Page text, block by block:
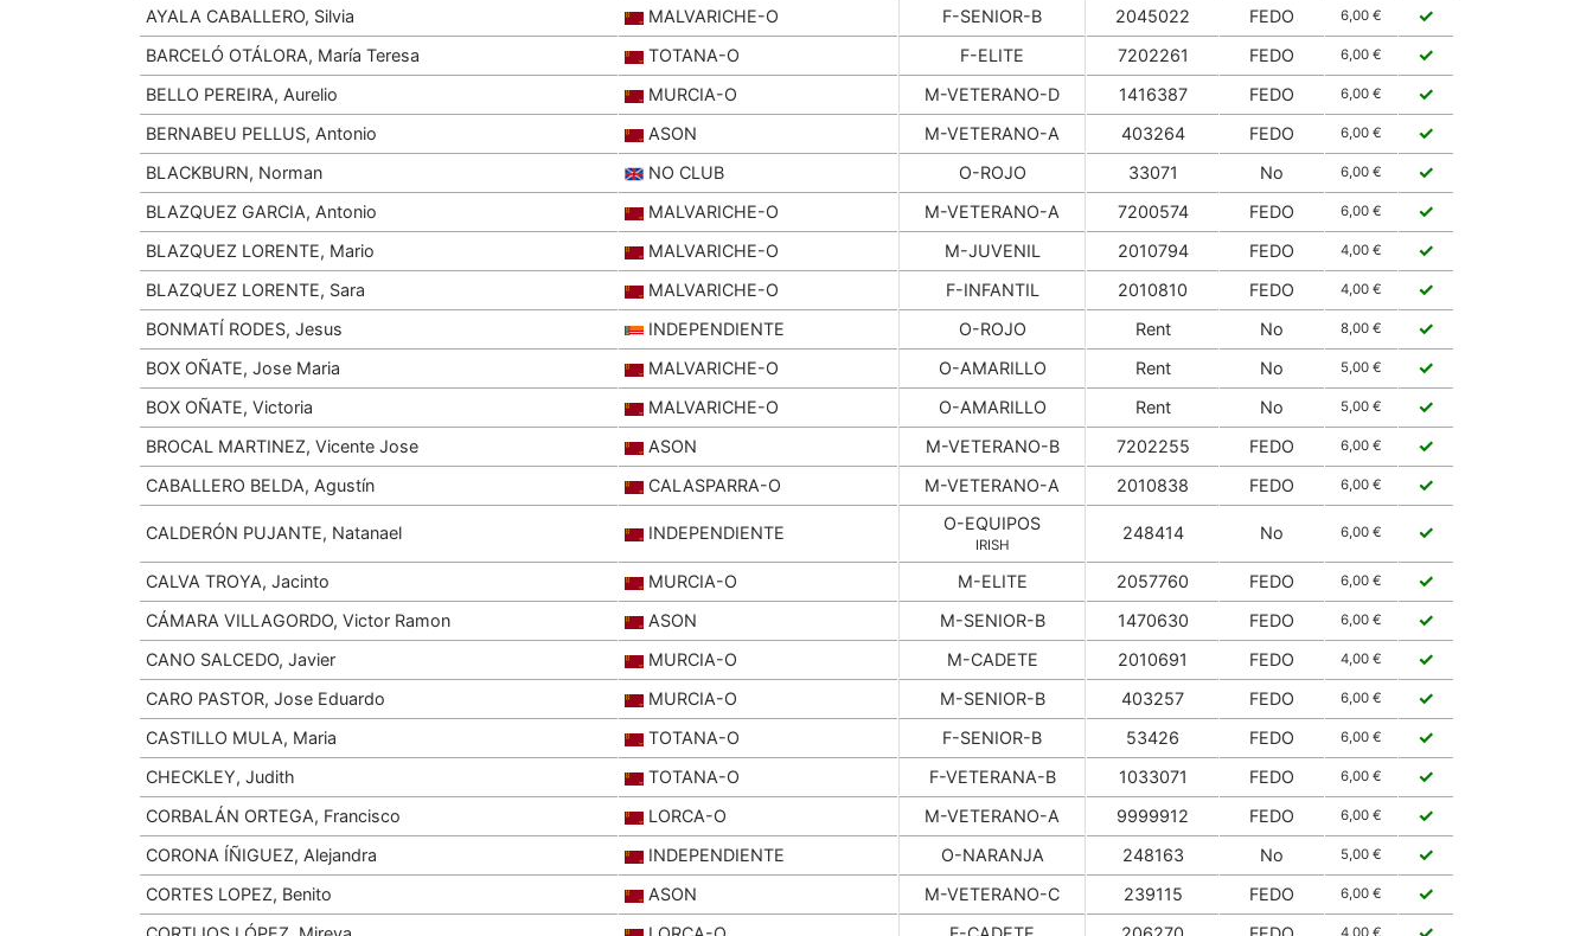
AYALA CABALLERO, Silvia MALVARICHE-O F-SENIOR-B 2045022 FEDO 6,00 € ✓
BARCELÓ OTÁLORA, María Teresa TOTANA-O F-ELITE 7202261 FEDO 6,00 € ✓
BELLO PEREIRA, Aurelio MURCIA-O M-VETERANO-D 1416387 FEDO 6,00 € ✓
BERNABEU PELLUS, Antonio ASON M-VETERANO-A 403264 FEDO 6,00 € ✓
BLACKBURN, Norman NO CLUB O-ROJO 33071 No 6,00 € ✓
BLAZQUEZ GARCIA, Antonio MALVARICHE-O M-VETERANO-A 7200574 FEDO 6,00 € ✓
BLAZQUEZ LORENTE, Mario MALVARICHE-O M-JUVENIL 2010794 FEDO 4,00 € ✓
BLAZQUEZ LORENTE, Sara MALVARICHE-O F-INFANTIL 2010810 FEDO 4,00 € ✓
BONMATÍ RODES, Jesus INDEPENDIENTE O-ROJO Rent No 8,00 € ✓
BOX OÑATE, Jose Maria MALVARICHE-O O-AMARILLO Rent No 5,00 € ✓
BOX OÑATE, Victoria MALVARICHE-O O-AMARILLO Rent No 5,00 € ✓
BROCAL MARTINEZ, Vicente Jose ASON M-VETERANO-B 7202255 FEDO 6,00 € ✓
CABALLERO BELDA, Agustín CALASPARRA-O M-VETERANO-A 2010838 FEDO 6,00 € ✓
CALDERÓN PUJANTE, Natanael INDEPENDIENTE O-EQUIPOS
IRISH
248414 No 6,00 € ✓
CALVA TROYA, Jacinto MURCIA-O M-ELITE 2057760 FEDO 6,00 € ✓
CÁMARA VILLAGORDO, Victor Ramon ASON M-SENIOR-B 1470630 FEDO 6,00 € ✓
CANO SALCEDO, Javier MURCIA-O M-CADETE 2010691 FEDO 4,00 € ✓
CARO PASTOR, Jose Eduardo MURCIA-O M-SENIOR-B 403257 FEDO 6,00 € ✓
CASTILLO MULA, Maria TOTANA-O F-SENIOR-B 53426 FEDO 6,00 € ✓
CHECKLEY, Judith TOTANA-O F-VETERANA-B 1033071 FEDO 6,00 € ✓
CORBALÁN ORTEGA, Francisco LORCA-O M-VETERANO-A 9999912 FEDO 6,00 € ✓
CORONA ÍÑIGUEZ, Alejandra INDEPENDIENTE O-NARANJA 248163 No 5,00 € ✓
CORTES LOPEZ, Benito ASON M-VETERANO-C 239115 FEDO 6,00 € ✓
4,00 €